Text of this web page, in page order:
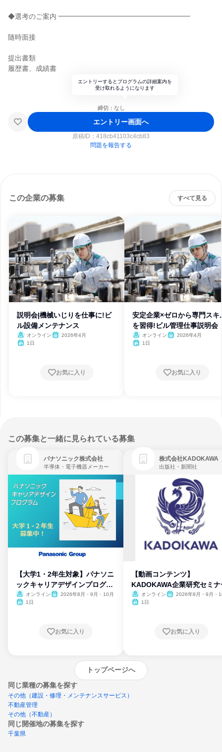
◆選考のご案内 ━━━━━━━━━━━━━━━━━━━
随時面接
提出書類
履歴書、成績書
エントリーするとプログラムの詳細案内を
受け取れるようになります
締切：なし
エントリー画面へ
原稿ID： 418cb41103c4cb83
問題を報告する
この企業の募集 すべて見る
説明会|機械いじりを仕事に!ビ
ル設備メンテナンス
オンライン
2026年4月
1日
お気に入り
安定企業×ゼロから専門スキ
を習得!ビル管理仕事説明会
オンライン
2026年4月
1日
お気に入り
この募集と一緒に見られている募集
パナソニック株式会社
半導体・電子機器メーカー
【大学1・2年生対象】パナソニ
ックキャリアデザインプログラ
ム
オンライン
2026年8月・9月・10月
1日
お気に入り
株式会社KADOKAWA
出版社・新聞社
【動画コンテンツ】
KADOKAWA企業研究セミナ
オンライン
2026年8月・9月・
1日
お気に入り
トップページへ
同じ業種の募集を探す
その他（建設・修理・メンテナンスサービス）
不動産管理
その他（不動産）
同じ開催地の募集を探す
千葉県